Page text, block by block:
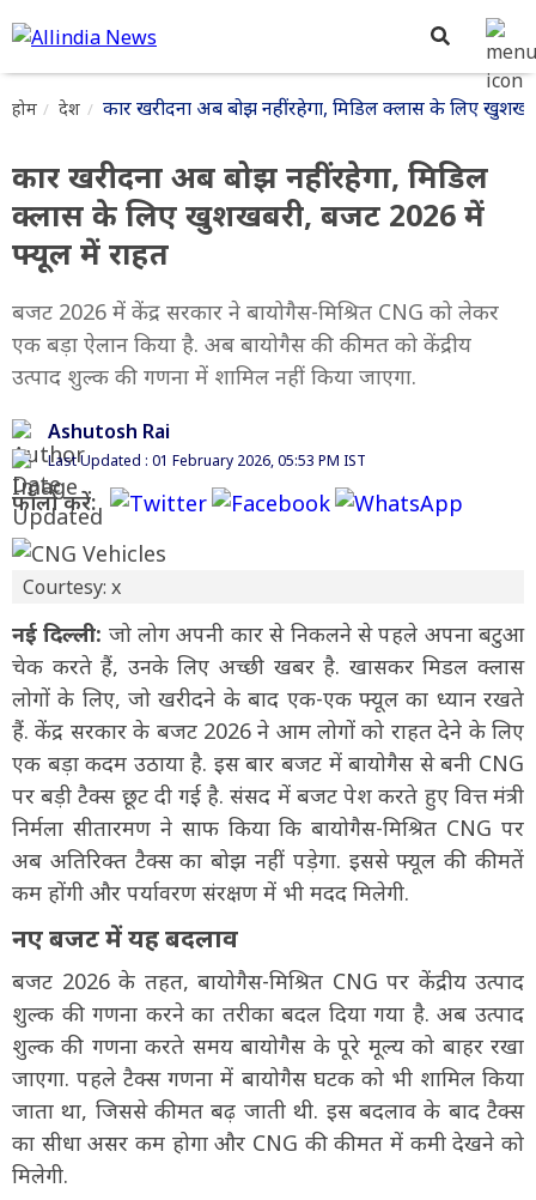
होम देश कार खरीदना अब बोझ नहीं रहेगा, मिडिल क्लास के लिए
कार खरीदना अब बोझ नहीं रहेगा, मिडिल
क्लास के लिए खुशखबरी, बजट 2026 में
फ्यूल में राहत
बजट 2026 में केंद्र सरकार ने बायोगैस-मिश्रित CNG को लेकर
एक बड़ा ऐलान किया है. अब बायोगैस की कीमत को केंद्रीय
उत्पाद शुल्क की गणना में शामिल नहीं किया जाएगा.
Ashutosh Rai
Last Updated : 01 February 2026, 05:53 PM IST
फॉलो करें:
Courtesy: x
नई दिल्ली: जो लोग अपनी कार से निकलने से पहले अपना बटुआ
चेक करते हैं, उनके लिए अच्छी खबर है. खासकर मिडल क्लास
लोगों के लिए, जो खरीदने के बाद एक-एक फ्यूल का ध्यान रखते
हैं. केंद्र सरकार के बजट 2026 ने आम लोगों को राहत देने के लिए
एक बड़ा कदम उठाया है. इस बार बजट में बायोगैस से बनी CNG
पर बड़ी टैक्स छूट दी गई है. संसद में बजट पेश करते हुए वित्त मंत्री
निर्मला सीतारमण ने साफ किया कि बायोगैस-मिश्रित CNG पर
अब अतिरिक्त टैक्स का बोझ नहीं पड़ेगा. इससे फ्यूल की कीमतें
कम होंगी और पर्यावरण संरक्षण में भी मदद मिलेगी.
नए बजट में यह बदलाव
बजट 2026 के तहत, बायोगैस-मिश्रित CNG पर केंद्रीय उत्पाद
शुल्क की गणना करने का तरीका बदल दिया गया है. अब उत्पाद
शुल्क की गणना करते समय बायोगैस के पूरे मूल्य को बाहर रखा
जाएगा. पहले टैक्स गणना में बायोगैस घटक को भी शामिल किया
जाता था, जिससे कीमत बढ़ जाती थी. इस बदलाव के बाद टैक्स
का सीधा असर कम होगा और CNG की कीमत में कमी देखने को
मिलेगी.